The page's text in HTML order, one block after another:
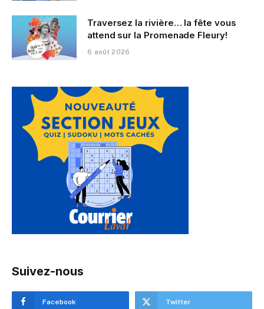
Traversez la rivière… la fête vous
attend sur la Promenade Fleury!
6 août 2026
Suivez-nous
Facebook Twitter